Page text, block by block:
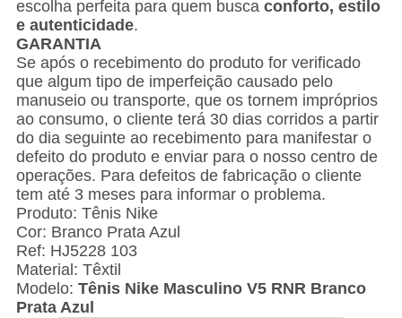
escolha perfeita para quem busca conforto, estilo
e autenticidade.
GARANTIA
Se após o recebimento do produto for verificado
que algum tipo de imperfeição causado pelo
manuseio ou transporte, que os tornem impróprios
ao consumo, o cliente terá 30 dias corridos a partir
do dia seguinte ao recebimento para manifestar o
defeito do produto e enviar para o nosso centro de
operações. Para defeitos de fabricação o cliente
tem até 3 meses para informar o problema.
Produto: Tênis Nike
Cor: Branco Prata Azul
Ref: HJ5228 103
Material: Têxtil
Modelo: Tênis Nike Masculino V5 RNR Branco
Prata Azul